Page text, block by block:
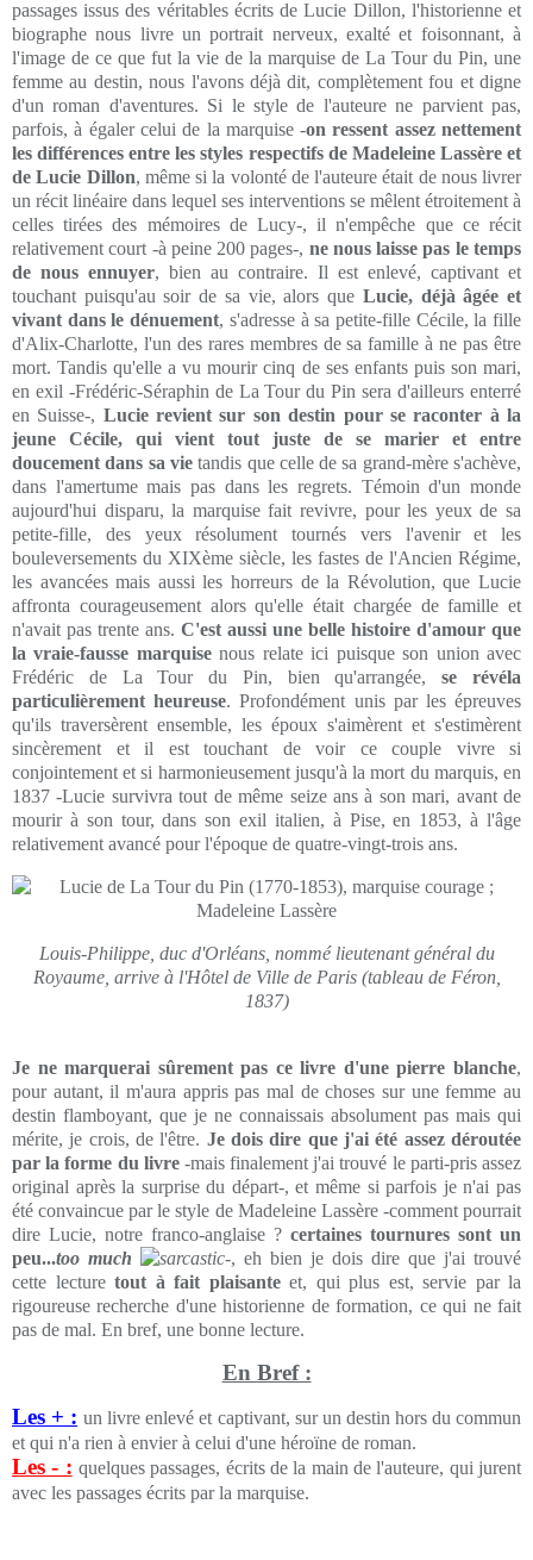
passages issus des véritables écrits de Lucie Dillon, l'historienne et
biographe nous livre un portrait nerveux, exalté et foisonnant, à
l'image de ce que fut la vie de la marquise de La Tour du Pin, une
femme au destin, nous l'avons déjà dit, complètement fou et digne
d'un roman d'aventures. Si le style de l'auteure ne parvient pas,
parfois, à égaler celui de la marquise -on ressent assez nettement
les différences entre les styles respectifs de Madeleine Lassère et
de Lucie Dillon, même si la volonté de l'auteure était de nous livrer
un récit linéaire dans lequel ses interventions se mêlent étroitement à
celles tirées des mémoires de Lucy-, il n'empêche que ce récit
relativement court -à peine 200 pages-, ne nous laisse pas le temps
de nous ennuyer, bien au contraire. Il est enlevé, captivant et
touchant puisqu'au soir de sa vie, alors que Lucie, déjà âgée et
vivant dans le dénuement, s'adresse à sa petite-fille Cécile, la fille
d'Alix-Charlotte, l'un des rares membres de sa famille à ne pas être
mort. Tandis qu'elle a vu mourir cinq de ses enfants puis son mari,
en exil -Frédéric-Séraphin de La Tour du Pin sera d'ailleurs enterré
en Suisse-, Lucie revient sur son destin pour se raconter à la
jeune Cécile, qui vient tout juste de se marier et entre
doucement dans sa vietandis que celle de sa grand-mère s'achève,
dans l'amertume mais pas dans les regrets. Témoin d'un monde
aujourd'hui disparu, la marquise fait revivre, pour les yeux de sa
petite-fille, des yeux résolument tournés vers l'avenir et les
bouleversements du XIXème siècle, les fastes de l'Ancien Régime,
les avancées mais aussi les horreurs de la Révolution, que Lucie
affronta courageusement alors qu'elle était chargée de famille et
n'avait pas trente ans. C'est aussi une belle histoire d'amour que
la vraie-fausse marquisenous relate ici puisque son union avec
Frédéric de La Tour du Pin, bien qu'arrangée,se révéla
particulièrement heureuse. Profondément unis par les épreuves
qu'ils traversèrent ensemble, les époux s'aimèrent et s'estimèrent
sincèrement et il est touchant de voir ce couple vivre si
conjointement et si harmonieusement jusqu'à la mort du marquis, en
1837 -Lucie survivra tout de même seize ans à son mari, avant de
mourir à son tour, dans son exil italien, à Pise, en 1853, à l'âge
relativement avancé pour l'époque de quatre-vingt-trois ans.
Louis-Philippe, duc d'Orléans, nommé lieutenant général du
Royaume, arrive à l'Hôtel de Ville de Paris (tableau de Féron,
1837)
Je ne marquerai sûrement pas ce livre d'une pierre blanche,
pour autant, il m'aura appris pas mal de choses sur une femme au
destin flamboyant, que je ne connaissais absolument pas mais qui
mérite, je crois, de l'être. Je dois dire que j'ai été assez déroutée
par la forme du livre-mais finalement j'ai trouvé le parti-pris assez
original après la surprise du départ-, et même si parfois je n'ai pas
été convaincue par le style de Madeleine Lassère -comment pourrait
dire Lucie, notre franco-anglaise ? certaines tournures sont un
peu...too much
-, eh bien je dois dire que j'ai trouvé
cette lecture tout à fait plaisanteet, qui plus est, servie par la
rigoureuse recherche d'une historienne de formation, ce qui ne fait
pas de mal. En bref, une bonne lecture.
En Bref :
Les + : un livre enlevé et captivant, sur un destin hors du commun
et qui n'a rien à envier à celui d'une héroïne de roman.
Les - : quelques passages, écrits de la main de l'auteure, qui jurent
avec les passages écrits par la marquise.